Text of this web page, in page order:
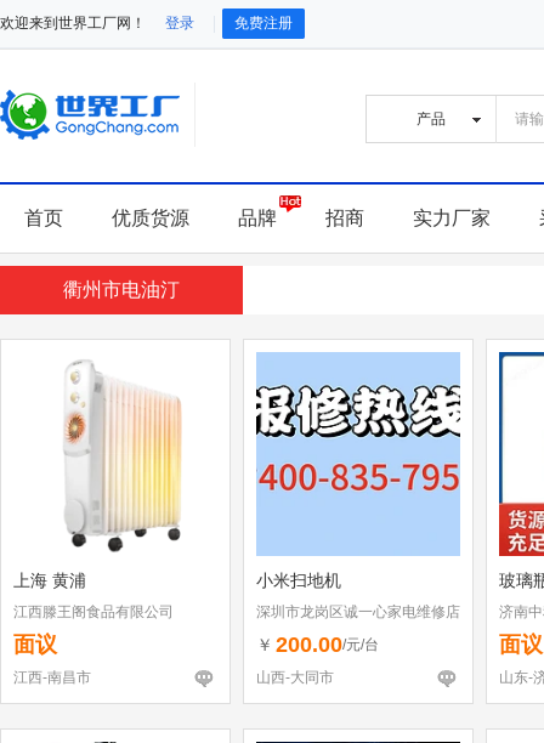
欢迎来到世界工厂网！ 登录 免费注册
首页 优质货源 品牌 招商 实力厂家
衢州市电油汀
上海 黄浦
江西滕王阁食品有限公司
面议
江西-南昌市
小米扫地机
深圳市龙岗区诚一心家电维修店
（个体工商户）
￥ 200.00/元/台
山西-大同市
玻璃
济南
面议
山东-